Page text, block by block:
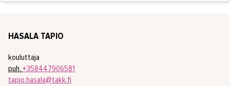
HASALA TAPIO
kouluttaja
puh. +358447906581
tapio.hasala@takk.fi